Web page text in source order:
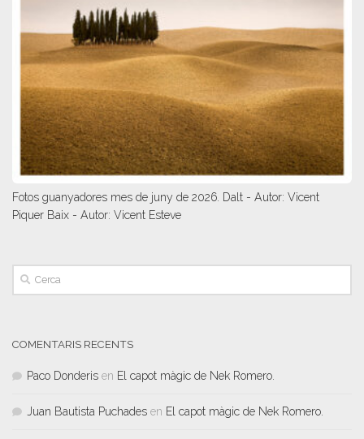
Fotos guanyadores mes de juny de 2026. Dalt - Autor: Vicent
Piquer Baix - Autor: Vicent Esteve
COMENTARIS RECENTS
Paco Donderis en El capot màgic de Nek Romero.
Juan Bautista Puchades en El capot màgic de Nek Romero.